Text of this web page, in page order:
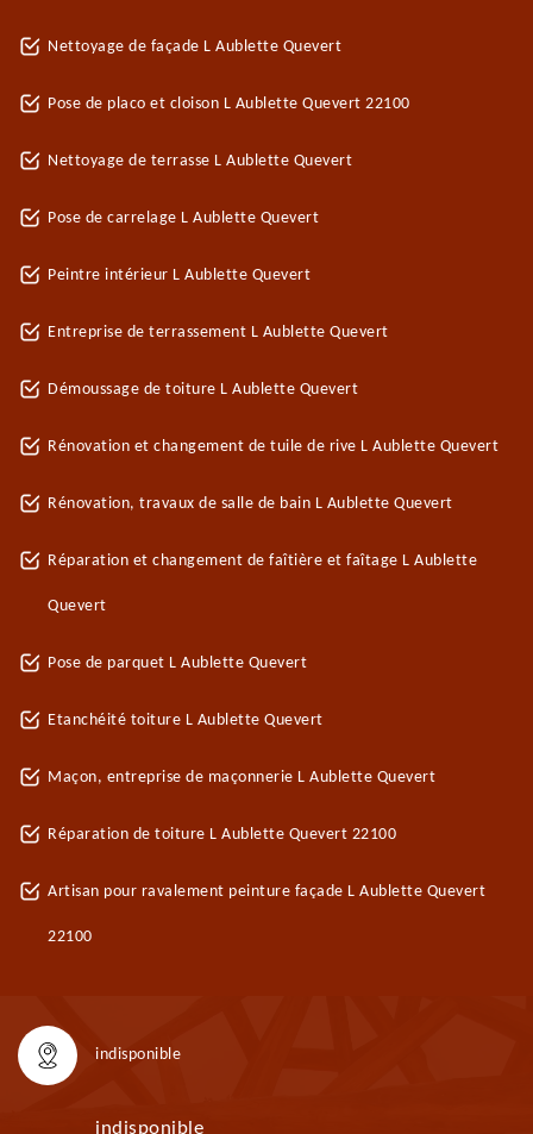
Nettoyage de façade L Aublette Quevert
Pose de placo et cloison L Aublette Quevert 22100
Nettoyage de terrasse L Aublette Quevert
Pose de carrelage L Aublette Quevert
Peintre intérieur L Aublette Quevert
Entreprise de terrassement L Aublette Quevert
Démoussage de toiture L Aublette Quevert
Rénovation et changement de tuile de rive L Aublette Quevert
Rénovation, travaux de salle de bain L Aublette Quevert
Réparation et changement de faîtière et faîtage L Aublette
Quevert
Pose de parquet L Aublette Quevert
Etanchéité toiture L Aublette Quevert
Maçon, entreprise de maçonnerie L Aublette Quevert
Réparation de toiture L Aublette Quevert 22100
Artisan pour ravalement peinture façade L Aublette Quevert
22100
indisponible
indisponible